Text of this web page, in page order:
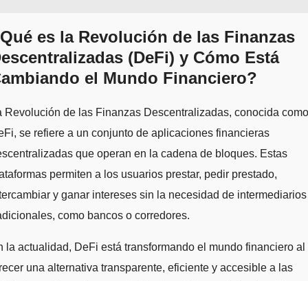
es la Revolución de las Finanzas
(DeFi) y Cómo Está
el Mundo Financiero?
Revolución de las Finanzas Descentralizadas, conocida como
se refiere a un conjunto de aplicaciones financieras
que operan en la cadena de bloques. Estas
permiten a los usuarios prestar, pedir prestado,
y ganar intereses sin la necesidad de intermediarios
como bancos o corredores.
la actualidad, DeFi está transformando el mundo financiero al
una alternativa transparente, eficiente y accesible a las